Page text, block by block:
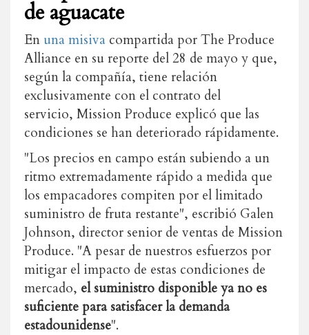
de aguacate
En una misiva compartida por The Produce
Alliance en su reporte del 28 de mayo y que,
según la compañía, tiene relación
exclusivamente con el contrato del
servicio, Mission Produce explicó que las
condiciones se han deteriorado rápidamente.
"Los precios en campo están subiendo a un
ritmo extremadamente rápido a medida que
los empacadores compiten por el limitado
suministro de fruta restante", escribió Galen
Johnson, director senior de ventas de Mission
Produce. "A pesar de nuestros esfuerzos por
mitigar el impacto de estas condiciones de
mercado, el suministro disponible ya no es
suficiente para satisfacer la demanda
estadounidense".